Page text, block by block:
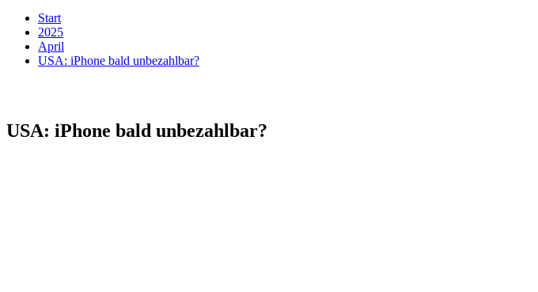
Start
2025
April
USA: iPhone bald unbezahlbar?
USA: iPhone bald unbezahlbar?